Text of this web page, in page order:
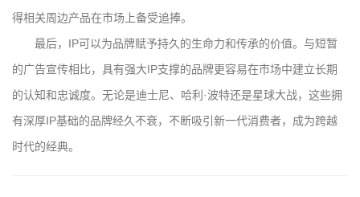
得相关周边产品在市场上备受追捧。
最后，IP可以为品牌赋予持久的生命力和传承的价值。与短暂
的广告宣传相比，具有强大IP支撑的品牌更容易在市场中建立长期
的认知和忠诚度。无论是迪士尼、哈利·波特还是星球大战，这些拥
有深厚IP基础的品牌经久不衰，不断吸引新一代消费者，成为跨越
时代的经典。